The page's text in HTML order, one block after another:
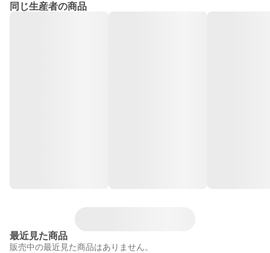
同じ生産者の商品
最近見た商品
販売中の最近見た商品はありません。